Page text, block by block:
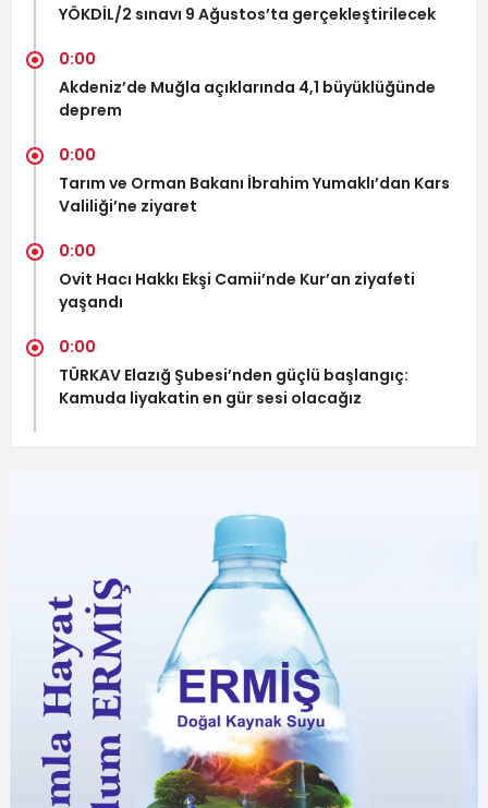
YÖKDİL/2 sınavı 9 Ağustos’ta gerçekleştirilecek
0:00
Akdeniz’de Muğla açıklarında 4,1 büyüklüğünde
deprem
0:00
Tarım ve Orman Bakanı İbrahim Yumaklı’dan Kars
Valiliği’ne ziyaret
0:00
Ovit Hacı Hakkı Ekşi Camii’nde Kur’an ziyafeti
yaşandı
0:00
TÜRKAV Elazığ Şubesi’nden güçlü başlangıç:
Kamuda liyakatin en gür sesi olacağız